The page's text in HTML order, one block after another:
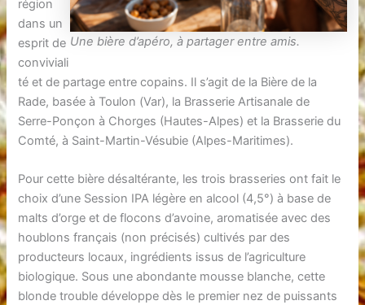
Une bière d’apéro, à partager entre amis.
région
dans un
esprit de
conviviali
té et de partage entre copains. Il s’agit de la Bière de la
Rade, basée à Toulon (Var), la Brasserie Artisanale de
Serre-Ponçon à Chorges (Hautes-Alpes) et la Brasserie du
Comté, à Saint-Martin-Vésubie (Alpes-Maritimes).
Pour cette bière désaltérante, les trois brasseries ont fait le
choix d’une Session IPA légère en alcool (4,5°) à base de
malts d’orge et de flocons d’avoine, aromatisée avec des
houblons français (non précisés) cultivés par des
producteurs locaux, ingrédients issus de l’agriculture
biologique. Sous une abondante mousse blanche, cette
blonde trouble développe dès le premier nez de puissants